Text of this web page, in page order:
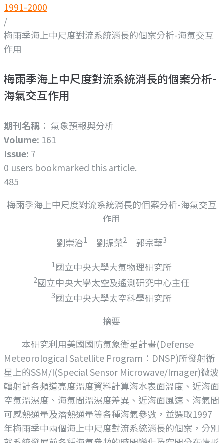
1991-2000
/
梅雨季海上中尺度對流系統消長的個案分析-海氣交互
作用
梅雨季海上中尺度對流系統消長的個案分析-
海氣交互作用
期刊名稱 ： 氣象預報與分析
Volume: 161
Issue: 7
0 users bookmarked this article.
485
梅雨季海上中尺度對流系統消長的個案分析-海氣交互
作用
劉崇治1 劉振榮2 郭宗華3
1國立中央大學大氣物理研究所
2國立中央大學太空及遙測研究中心主任
3國立中央大學太空科學研究所
摘要
本研究利用美國國防氣象衛星計畫(Defense
Meteorological Satellite Program：DNSP)所發射衛
星上的SSM/I(Special Sensor Microwave/Imager)微波
輻射計各頻道亮度溫度資料計算海水表面溫度、近海面
空氣溫濕度、海氣間溫濕度差異、近海面風速、海氣間
可感熱通量及潛熱通量等各種海氣參數，並選取1997
年梅雨季中兩個海上中尺度對流系統消長的個案，分別